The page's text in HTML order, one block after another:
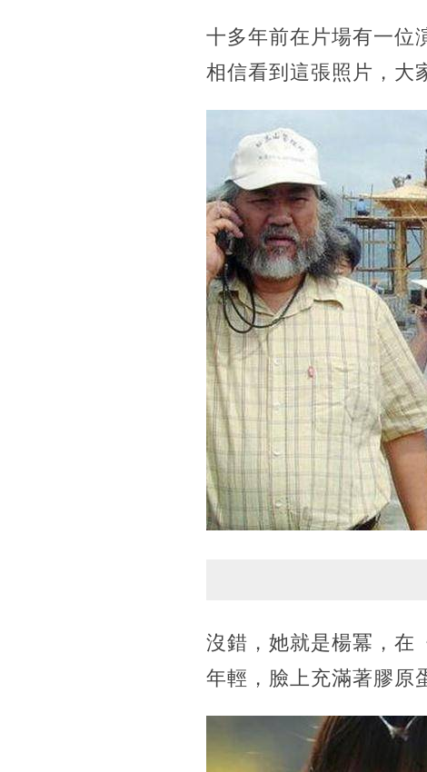
十多年前在片場有一位
相信看到這張照片，大
沒錯，她就是楊冪，在
年輕，臉上充滿著膠原